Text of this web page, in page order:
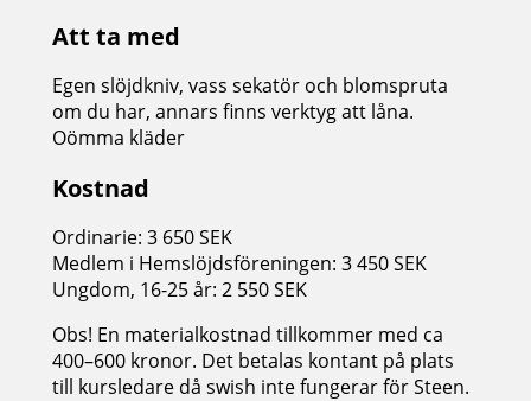
Att ta med
Egen slöjdkniv, vass sekatör och blomspruta
om du har, annars finns verktyg att låna.
Oömma kläder
Kostnad
Ordinarie: 3 650 SEK
Medlem i Hemslöjdsföreningen: 3 450 SEK
Ungdom, 16-25 år: 2 550 SEK
Obs! En materialkostnad tillkommer med ca
400–600 kronor. Det betalas kontant på plats
till kursledare då swish inte fungerar för Steen.